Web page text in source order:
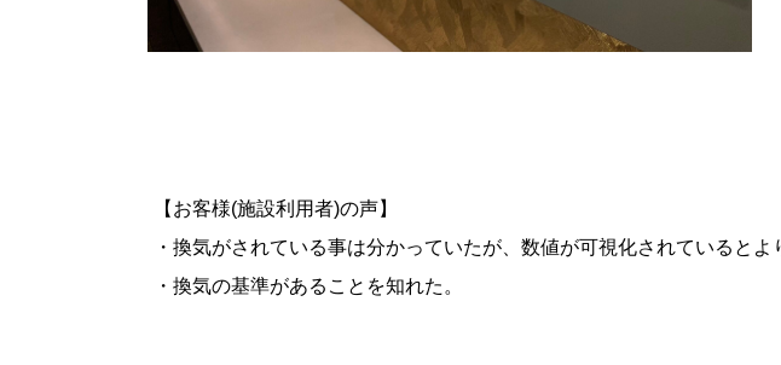
【お客様(施設利用者)の声】
・換気がされている事は分かっていたが、数値が可視化されているとよ
・換気の基準があることを知れた。